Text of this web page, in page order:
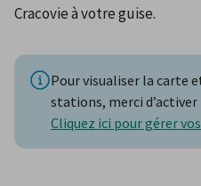
Cracovie à votre guise.
Pour visualiser la carte
stations, merci d’activer
Cliquez ici pour gérer